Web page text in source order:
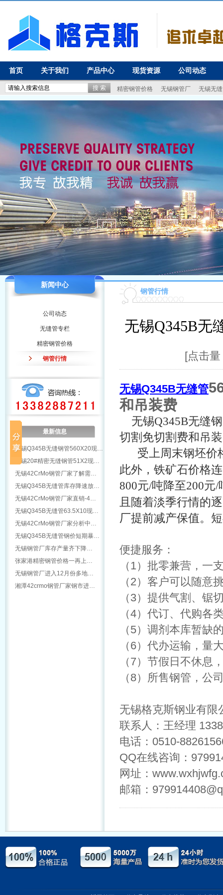
首页 关于我们 产品中心 现货资源 公司动态
精密钢管价格 无锡钢管厂 无锡无
新闻中心
公司动态
无缝管专栏
精密钢管价格
钢管行情
最新信息
无锡Q345B无缝钢管560X20现…
无锡20#精密无缝钢管51X2现…
无锡42CrMo钢管厂家了解需…
无锡Q345B无缝管库存降速放…
无锡42CrMo钢管厂家直销-4…
无锡Q345B无缝管63.5X10现…
无锡42CrMo钢管厂家分析中…
无锡Q345B无缝管钢价短期暴…
无锡钢管厂库存产量齐下降…
张家港精密钢管价格一再上…
无锡钢管厂进入12月份多地…
湘潭42crmo钢管厂家钢市进…
钢管行情
无锡Q345B无
[点击
无锡Q345B无缝管
和吊装费
无锡Q345B无缝
切割免切割费和吊
受上周末钢坯价
此外，铁矿石价格
800元/吨降至200元
且随着淡季行情的
厂提前减产保值。
便捷服务：
（1）批零兼营，一
（2）客户可以随意
（3）提供气割、锯
（4）代订、代购各
（5）调剂本库暂缺
（6）代办运输，量
（7）节假日不休息
（8）所售钢管，公
无锡格克斯钢业有限
联系人：王经理
电话：0510-
QQ在线咨询：
网址：
邮箱：